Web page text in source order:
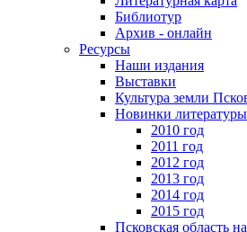
Библиотур
Архив - онлайн
Ресурсы
Наши издания
Выставки
Культура земли
Новинки литературы
2010 год
2011 год
2012 год
2013 год
2014 год
2015 год
Псковская область